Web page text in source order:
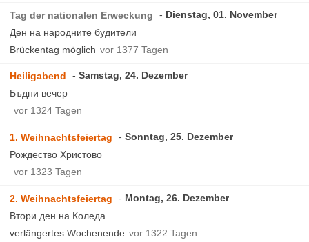
Tag der nationalen Erweckung
Dienstag, 01. November
Ден на народните будители
Brückentag möglich vor 1377 Tagen
Heiligabend
Samstag, 24. Dezember
Бъдни вечер
vor 1324 Tagen
1. Weihnachtsfeiertag
Sonntag, 25. Dezember
Рождество Христово
vor 1323 Tagen
2. Weihnachtsfeiertag
Montag, 26. Dezember
Втори ден на Коледа
verlängertes Wochenende vor 1322 Tagen